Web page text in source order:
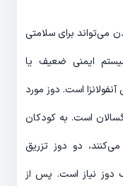
می‌تواند برای سلامتی
ایمنی ضعیف یا
است. دوز مورد
است. به کودکان
می‌کنند، دو دوز تزریق
۱۲ سال به یک دوز نیاز است. پس از